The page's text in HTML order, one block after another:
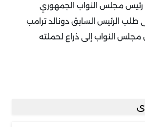
رئيس مجلس النواب الجمهوري
طلب الرئيس السابق دونالد ترامب
النواب إلى ذراع لحملته